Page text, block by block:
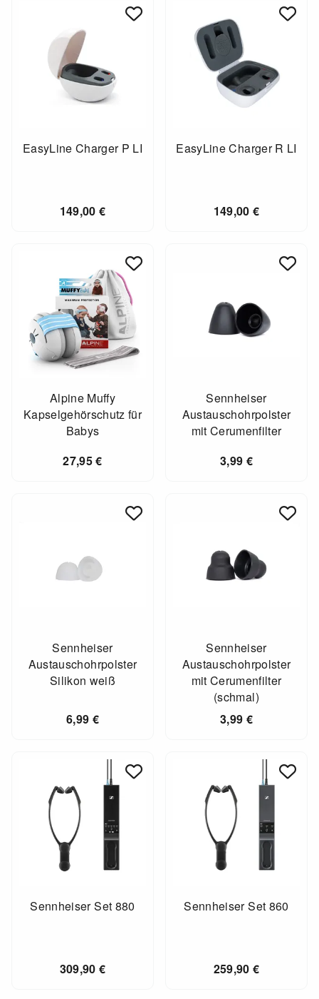
EasyLine Charger P LI
149,00€
EasyLine Charger R LI
149,00€
Alpine Muffy
Kapselgehörschutz für
Babys
27,95€
Sennheiser
Austauschohrpolster
mit Cerumenfilter
3,99 €
Sennheiser
Austauschohrpolster
Silikon weiß
6,99 €
Sennheiser
Austauschohrpolster
mit Cerumenfilter
(schmal)
3,99 €
Sennheiser Set 880
309,90€
Sennheiser Set 860
259,90€